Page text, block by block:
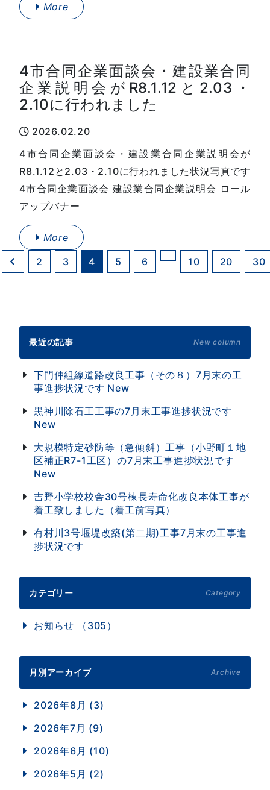
More
4市合同企業面談会・建設業合同
企業説明会がR8.1.12と2.03・
2.10に行われました
2026.02.20
4市合同企業面談会・建設業合同企業説明会が
R8.1.12と2.03・2.10に行われました状況写真です
4市合同企業面談会 建設業合同企業説明会 ロール
アップバナー
More
2
3 4 5 6 10 20 30
最近の記事 New column
下門仲組線道路改良工事（その８）7月末の工
事進捗状況です New
黒神川除石工工事の7月末工事進捗状況です
New
大規模特定砂防等（急傾斜）工事（小野町１地
区補正R7-1工区）の7月末工事進捗状況です
New
吉野小学校校舎30号棟長寿命化改良本体工事が
着工致しました（着工前写真）
有村川3号堰堤改築(第二期)工事7月末の工事進
捗状況です
カテゴリー Category
お知らせ （305）
月別アーカイブ Archive
2026年8月 (3)
2026年7月 (9)
2026年6月 (10)
2026年5月 (2)